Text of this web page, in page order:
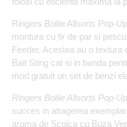
Ringers Boilie Allsorts Pop-
montura cu fir de par si
Feeder. Acestea au o textura
Bait Sting cat si in banda
mod gratuit un set de benzi
Ringers Boilie Allsorts Pop-Up
succes in atragerea
aroma de Scoica cu Buza